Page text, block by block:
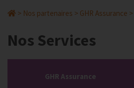
> Nos partenaires > GHR Assurance >
Nos Services
GHR Assurance